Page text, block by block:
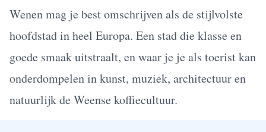
Wenen mag je best omschrijven als de stijlvolste
hoofdstad in heel Europa. Een stad die klasse en
goede smaak uitstraalt, en waar je je als toerist kan
onderdompelen in kunst, muziek, architectuur en
natuurlijk de Weense koffiecultuur.